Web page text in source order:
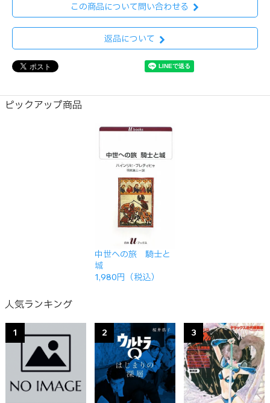
この商品について問い合わせる
返品について
ピックアップ商品
中世への旅 騎士と
城
1,980円（税込）
人気ランキング
1 2 3